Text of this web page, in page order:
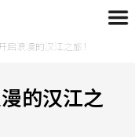
启浪漫的汉江之旅！
的汉江之